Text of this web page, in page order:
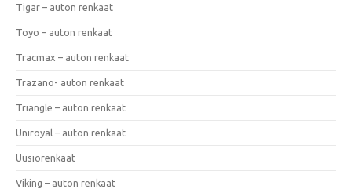
Tigar – auton renkaat
Toyo – auton renkaat
Tracmax – auton renkaat
Trazano- auton renkaat
Triangle – auton renkaat
Uniroyal – auton renkaat
Uusiorenkaat
Viking – auton renkaat